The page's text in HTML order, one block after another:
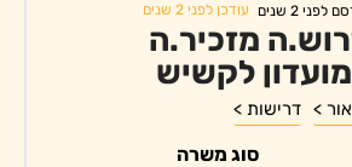
לפני 2 שנים עודכן לפני 2 שנים
מזכיר.ה
לקשיש
> דרישות >
סוג משרה